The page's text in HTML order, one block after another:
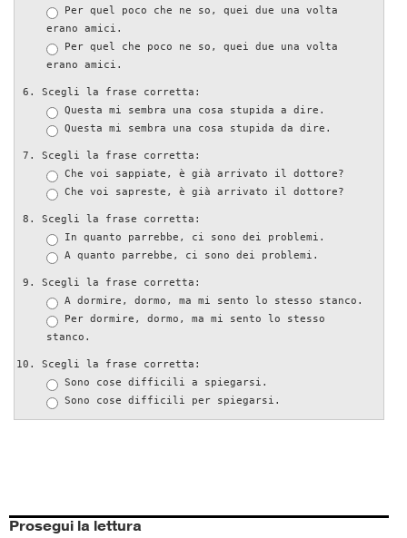
Per quel poco che ne so, quei due una volta
erano amici.
Per quel che poco ne so, quei due una volta
erano amici.
Scegli la frase corretta:
Questa mi sembra una cosa stupida a dire.
Questa mi sembra una cosa stupida da dire.
Scegli la frase corretta:
Che voi sappiate, è già arrivato il dottore?
Che voi sapreste, è già arrivato il dottore?
Scegli la frase corretta:
In quanto parrebbe, ci sono dei problemi.
A quanto parrebbe, ci sono dei problemi.
Scegli la frase corretta:
A dormire, dormo, ma mi sento lo stesso stanco.
Per dormire, dormo, ma mi sento lo stesso
stanco.
Scegli la frase corretta:
Sono cose difficili a spiegarsi.
Sono cose difficili per spiegarsi.
Prosegui la lettura